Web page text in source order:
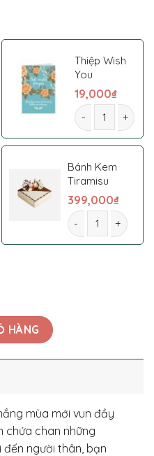
Thiệp Wish
You
19,000₫
Giỏ hoa 35 số
Bánh Kem
Tiramisu
399,000₫
Giỏ hoa 35 số
HÀNG
mùa mới vun đầy
chứa chan những
người thân, bạn